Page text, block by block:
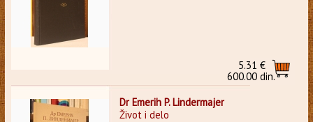
5.31 €
600.00 din.
Dr Emerih P. Lindermajer
Život i delo